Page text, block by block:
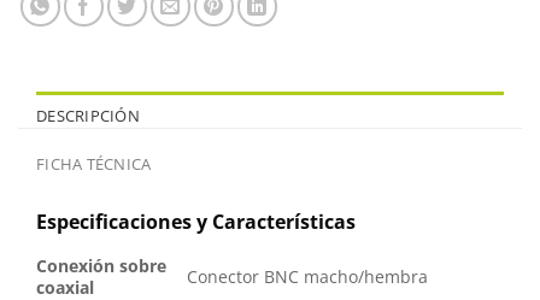
DESCRIPCIÓN
FICHA TÉCNICA
Especificaciones y Características
Conexión sobre
coaxial
Conector BNC macho/hembra